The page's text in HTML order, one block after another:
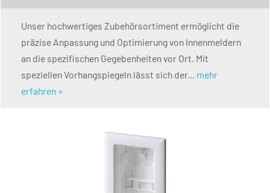
Unser hochwertiges Zubehörsortiment ermöglicht die
präzise Anpassung und Optimierung von Innenmeldern
an die spezifischen Gegebenheiten vor Ort. Mit
speziellen Vorhangspiegeln lässt sich der... mehr
erfahren »